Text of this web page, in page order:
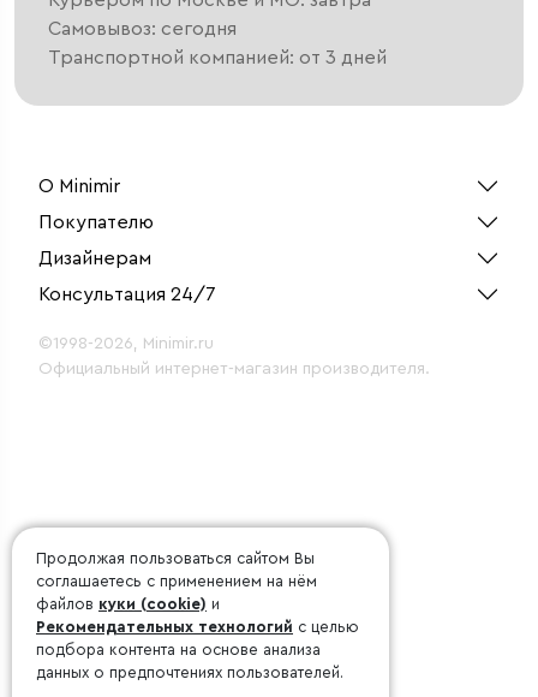
Самовывоз: сегодня
Транспортной компанией: от 3 дней
О Minimir
Покупателю
Дизайнерам
Консультация 24/7
©1998-2026, Minimir.ru
Официальный интернет-магазин производителя.
Продолжая пользоваться сайтом Вы
соглашаетесь с применением на нём
файлов куки (cookie) и
Рекомендательных технологий с целью
подбора контента на основе анализа
данных о предпочтениях пользователей.